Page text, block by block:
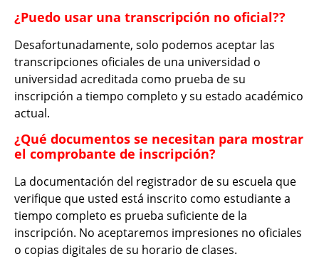
¿Puedo usar una transcripción no oficial??
Desafortunadamente, solo podemos aceptar las
transcripciones oficiales de una universidad o
universidad acreditada como prueba de su
inscripción a tiempo completo y su estado académico
actual.
¿Qué documentos se necesitan para mostrar
el comprobante de inscripción?
La documentación del registrador de su escuela que
verifique que usted está inscrito como estudiante a
tiempo completo es prueba suficiente de la
inscripción. No aceptaremos impresiones no oficiales
o copias digitales de su horario de clases.